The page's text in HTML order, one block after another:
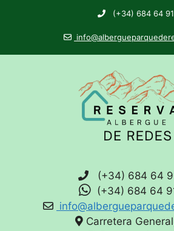
(+34) 684 64
(+34) 684 64
(+34) 684 64
Carretera